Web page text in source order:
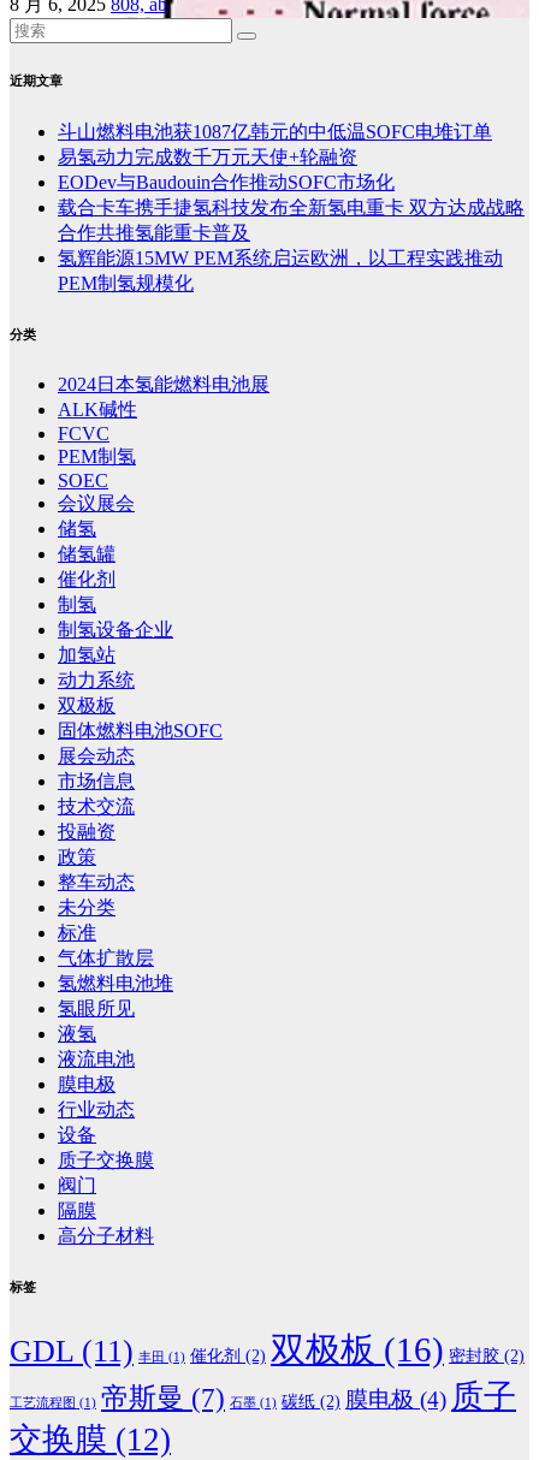
近期文章
斗山燃料电池获1087亿韩元的中低温SOFC电堆订单
易氢动力完成数千万元天使+轮融资
EODev与Baudouin合作推动SOFC市场化
载合卡车携手捷氢科技发布全新氢电重卡 双方达成战略
合作共推氢能重卡普及
氢辉能源15MW PEM系统启运欧洲，以工程实践推动
PEM制氢规模化
分类
2024日本氢能燃料电池展
ALK碱性
FCVC
PEM制氢
SOEC
会议展会
储氢
储氢罐
催化剂
制氢
制氢设备企业
加氢站
动力系统
双极板
固体燃料电池SOFC
展会动态
市场信息
技术交流
投融资
政策
整车动态
未分类
标准
气体扩散层
氢燃料电池堆
氢眼所见
液氢
液流电池
膜电极
行业动态
设备
质子交换膜
阀门
隔膜
高分子材料
标签
GDL (11) 丰田 (1) 催化剂 (2) 双极板 (16) 密封胶 (2)
工艺流程图 (1) 帝斯曼 (7) 石墨 (1) 碳纸 (2) 膜电极 (4) 质子
交换膜 (12)